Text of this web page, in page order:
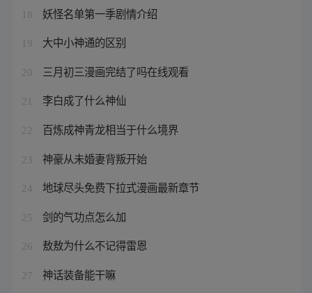
18 妖怪名单第一季剧情介绍
19 大中小神通的区别
20 三月初三漫画完结了吗在线观看
21 李白成了什么神仙
22 百炼成神青龙相当于什么境界
23 神豪从未婚妻背叛开始
24 地球尽头免费下拉式漫画最新章节
25 剑的气功点怎么加
26 敖敖为什么不记得雷恩
27 神话装备能干嘛